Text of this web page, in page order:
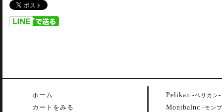
ホーム
カートをみる
Pelikan -ペリカン-
Montbalnc -モン